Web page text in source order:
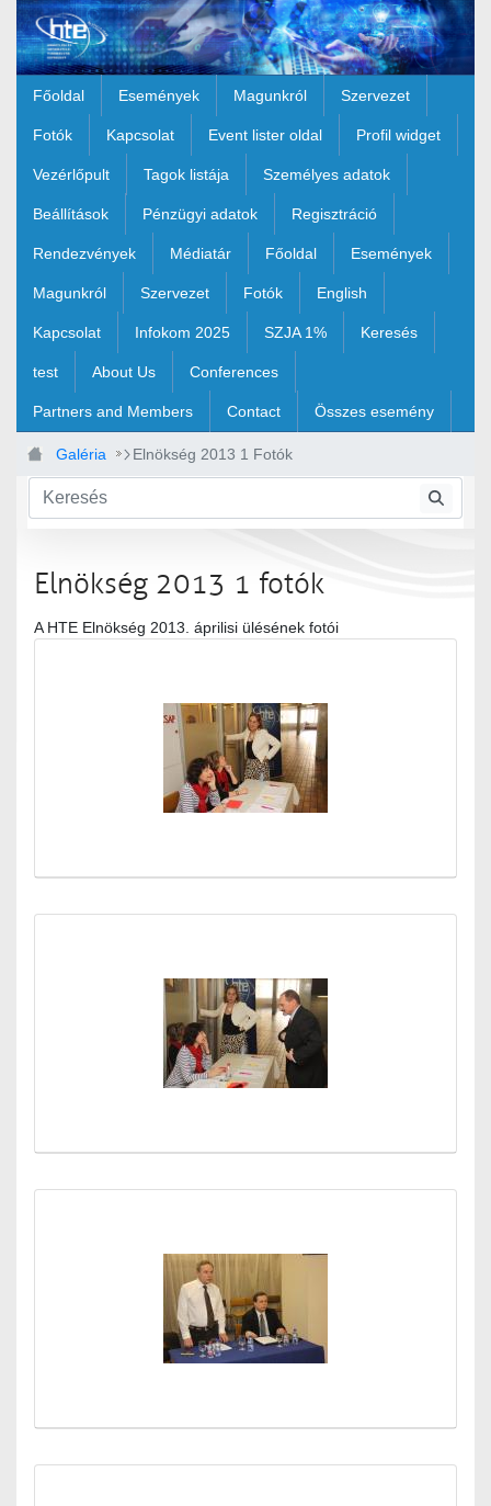
Ugrás a fő tartalomhoz
Főoldal Események Magunkról Szervezet
Fotók Kapcsolat Event lister oldal Profil widget
Vezérlőpult Tagok listája Személyes adatok
Beállítások Pénzügyi adatok Regisztráció
Rendezvények Médiatár Főoldal Események
Magunkról Szervezet Fotók English
Kapcsolat Infokom 2025 SZJA 1% Keresés
test About Us Conferences
Partners and Members Contact Összes esemény
Galéria Elnökség 2013 1 Fotók
Elnökség 2013 1 fotók
A HTE Elnökség 2013. áprilisi ülésének fotói